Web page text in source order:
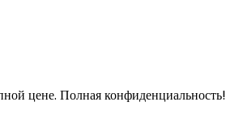
цене. Полная конфиденциальность!